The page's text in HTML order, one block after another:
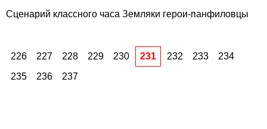
Сценарий классного часа Земляки герои-панфиловцы
226 227 228 229 230 231 232 233
234
235
236 237